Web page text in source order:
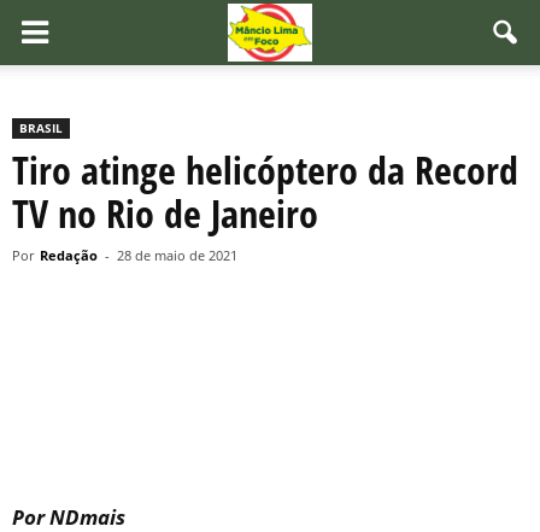
BRASIL
Tiro atinge helicóptero da Record
TV no Rio de Janeiro
Por Redação - 28 de maio de 2021
Por NDmais